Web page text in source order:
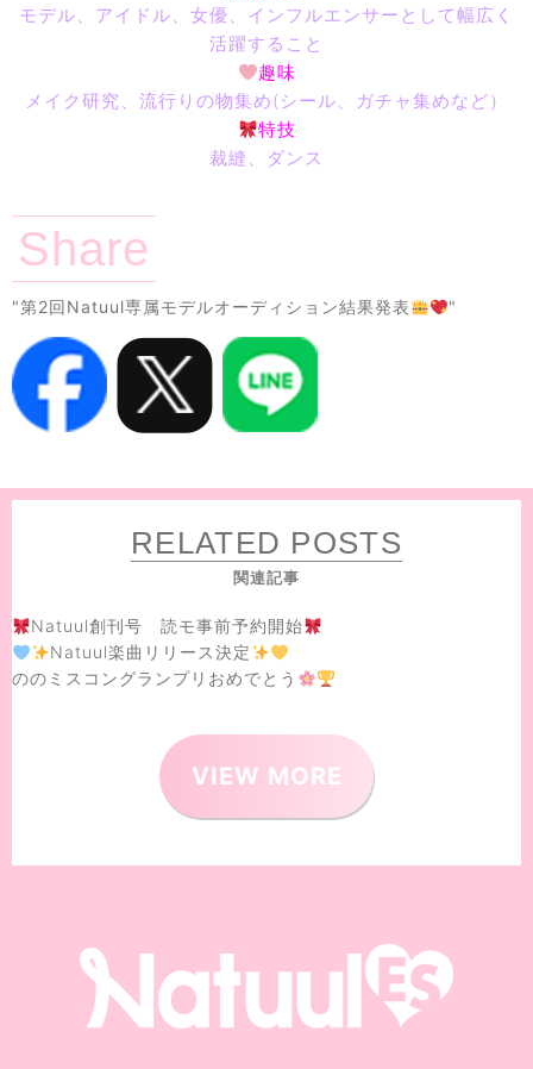
モデル、アイドル、女優、インフルエンサーとして幅広く
活躍すること
趣味
メイク研究、流行りの物集め(シール、ガチャ集めなど）
特技
裁縫、ダンス
Share
"第2回Natuul専属モデルオーディション結果発表 "
RELATED POSTS
関連記事
Natuul創刊号 読モ事前予約開始
Natuul楽曲リリース決定
ののミスコングランプリおめでとう
VIEW MORE